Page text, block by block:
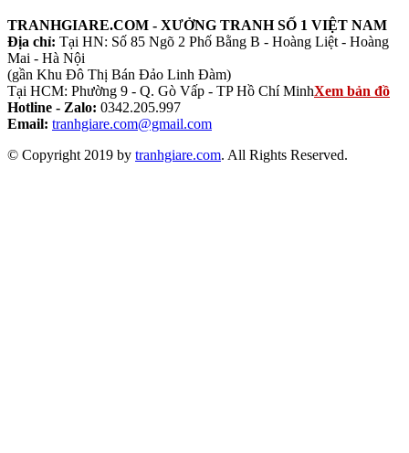
TRANHGIARE.COM - XƯỞNG TRANH SỐ 1 VIỆT NAM
Địa chỉ: Tại HN: Số 85 Ngõ 2 Phố Bằng B - Hoàng Liệt - Hoàng
Mai - Hà Nội
(gần Khu Đô Thị Bán Đảo Linh Đàm)
Tại HCM: Phường 9 - Q. Gò Vấp - TP Hồ Chí MinhXem bản đồ
Hotline - Zalo: 0342.205.997
Email: tranhgiare.com@gmail.com
© Copyright 2019 by tranhgiare.com. All Rights Reserved.